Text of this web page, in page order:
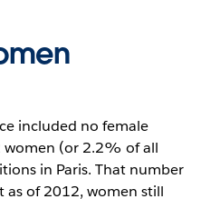
included no female
women (or 2.2% of all
in Paris. That number
as of 2012, women still